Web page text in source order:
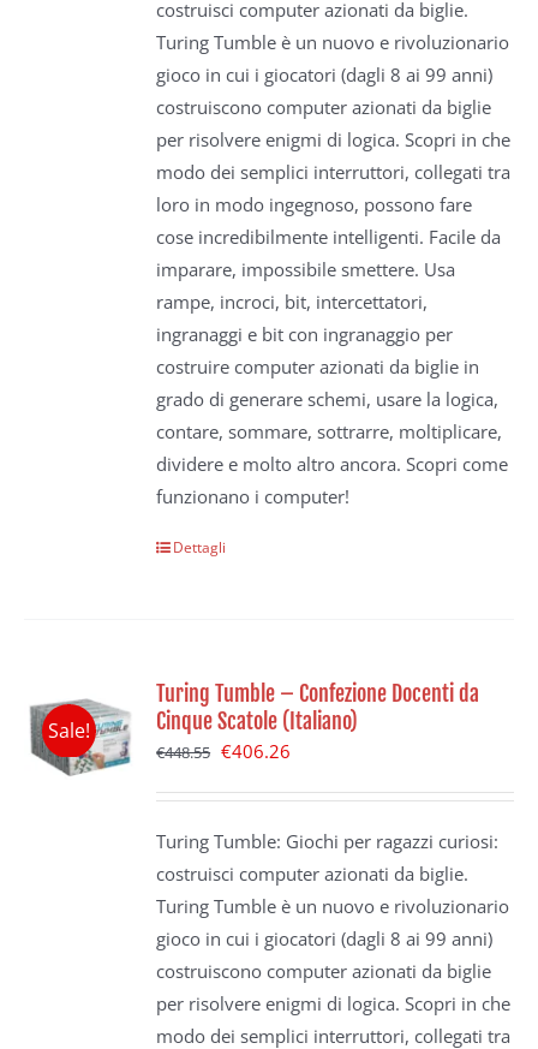
costruisci computer azionati da biglie.
Turing Tumble è un nuovo e rivoluzionario
gioco in cui i giocatori (dagli 8 ai 99 anni)
costruiscono computer azionati da biglie
per risolvere enigmi di logica. Scopri in che
modo dei semplici interruttori, collegati tra
loro in modo ingegnoso, possono fare
cose incredibilmente intelligenti. Facile da
imparare, impossibile smettere. Usa
rampe, incroci, bit, intercettatori,
ingranaggi e bit con ingranaggio per
costruire computer azionati da biglie in
grado di generare schemi, usare la logica,
contare, sommare, sottrarre, moltiplicare,
dividere e molto altro ancora. Scopri come
funzionano i computer!
Dettagli
Sale!
Turing Tumble – Confezione Docenti da
Cinque Scatole (Italiano)
€448.55 Il
era:
€448.55.
€406.26
è:
€406.26.
Turing Tumble: Giochi per ragazzi curiosi:
costruisci computer azionati da biglie.
Turing Tumble è un nuovo e rivoluzionario
gioco in cui i giocatori (dagli 8 ai 99 anni)
costruiscono computer azionati da biglie
per risolvere enigmi di logica. Scopri in che
modo dei semplici interruttori, collegati tra